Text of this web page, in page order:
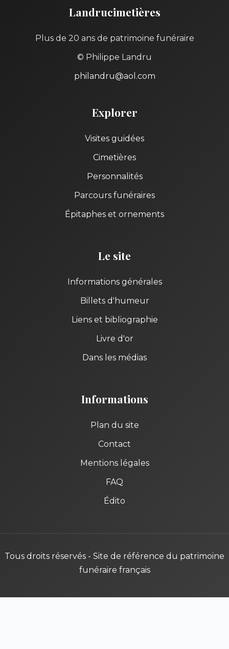
Landrucimetières
Plus de 20 ans de patrimoine funéraire
© Philippe Landru
philandru@aol.com
Explorer
Visites guidées
Cimetières
Personnalités
Parcours funéraires
Épitaphes et ornements
Le site
Informations générales
Billets d'humeur
Liens et bibliographie
Livre d'or
Dans les médias
Informations
Plan du site
Contact
Mentions légales
FAQ
Édito
Tous droits réservés - Site de référence du patrimoine
funéraire français